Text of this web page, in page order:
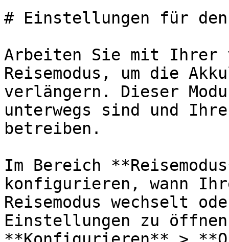
# Einstellungen für den
Arbeiten Sie mit Ihrer
Reisemodus, um die
verlängern. Dieser
unterwegs sind und
betreiben.
Im Bereich
konfigurieren, wann
Reisemodus wechselt
Einstellungen zu